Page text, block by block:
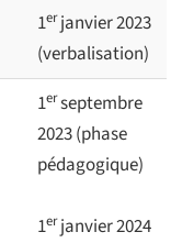
1erjanvier 2023
(verbalisation)
1erseptembre
2023 (phase
pédagogique)
1erjanvier 2024